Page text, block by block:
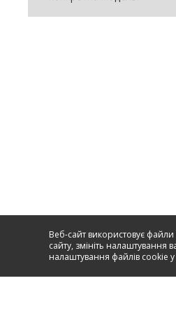
Веб-сайт використовує
сайту, змініть налаштування
налаштування файлів cookie у